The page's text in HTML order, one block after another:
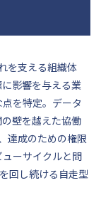
を支える組織体
影響を与える業
を特定。データ
壁を越えた協働
達成のための権限
ーサイクルと問
回し続ける自走型